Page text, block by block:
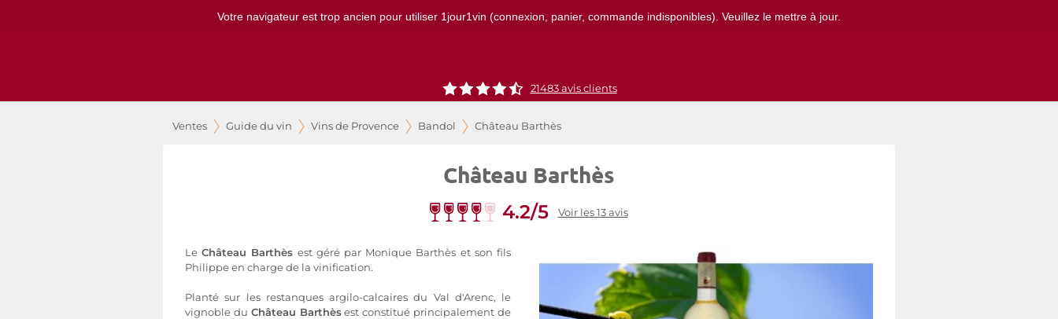
Votre navigateur est trop ancien pour utiliser 1jour1vin (connexion, panier, commande indisponibles). Veuillez le mettre à jour.
21483avis clients
Ventes Guide du vin Vins de Provence Bandol Château Barthès
Château Barthès
4.2/5 Voir les 13 avis
LeChâteau Barthès est géré par Monique Barthès et son fils
Philippe en charge de la vinification.
Planté sur les restanques argilo-calcaires du Val d'Arenc, le
vignoble du Château Barthèsest constitué principalement de